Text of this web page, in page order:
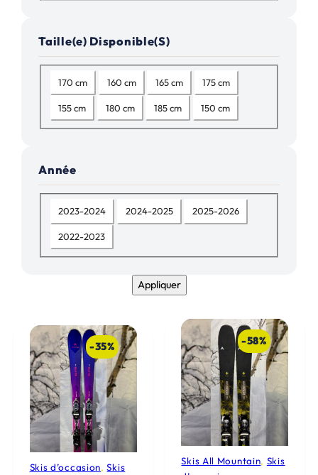
u
e
Taille(e) Disponible(S)
a
l
e
(
)
D
n
i
b
l
e
(
s
)
170 cm 160 cm 165 cm 175 cm
155 cm 180 cm 185 cm 150 cm
Année
n
n
2023-2024 2024-2025 2025-2026
2022-2023
Appliquer
-35%
Skis d’occasion, Skis
-58%
Skis All Mountain, Skis